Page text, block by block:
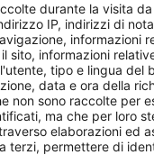
durante la visita
IP, indirizzi di
informazioni
sito, informazioni
tipo e lingua del
data e ora della
non sono raccolte per
ma che per loro
elaborazioni ed
terzi, permettere di